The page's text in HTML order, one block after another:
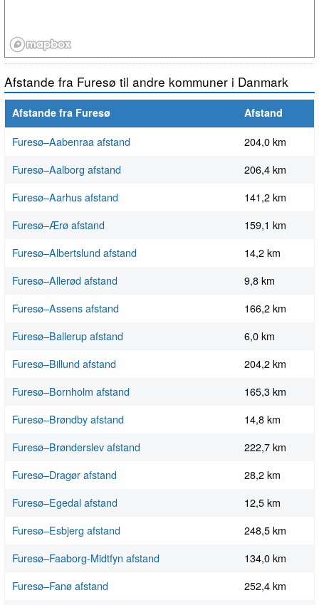
Afstande fra Furesø til andre kommuner i Danmark
Afstande fra Furesø Afstand
Furesø–Aabenraa afstand
204,0 km
Furesø–Aalborg afstand
206,4 km
Furesø–Aarhus afstand
141,2 km
Furesø–Ærø afstand
159,1 km
Furesø–Albertslund afstand
14,2 km
Furesø–Allerød afstand
9,8 km
Furesø–Assens afstand
166,2 km
Furesø–Ballerup afstand
6,0 km
Furesø–Billund afstand
204,2 km
Furesø–Bornholm afstand
165,3 km
Furesø–Brøndby afstand
14,8 km
Furesø–Brønderslev afstand
222,7 km
Furesø–Dragør afstand
28,2 km
Furesø–Egedal afstand
12,5 km
Furesø–Esbjerg afstand
248,5 km
Furesø–Faaborg-Midtfyn afstand
134,0 km
Furesø–Fanø afstand
252,4 km